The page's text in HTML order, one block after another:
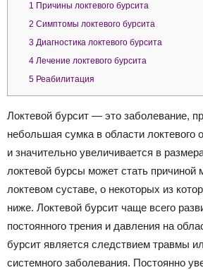
1 Причины локтевого бурсита
2 Симптомы локтевого бурсита
3 Диагностика локтевого бурсита
4 Лечение локтевого бурсита
5 Реабилитация
Локтевой бурсит — это заболевание,
небольшая сумка в области локтевого
и значительно увеличивается в
локтевой бурсы может стать причиной
локтевом суставе, о некоторых из
ниже. Локтевой бурсит чаще всего
постоянного трения и давления на
бурсит является следствием травмы
системного заболевания. Постоянно